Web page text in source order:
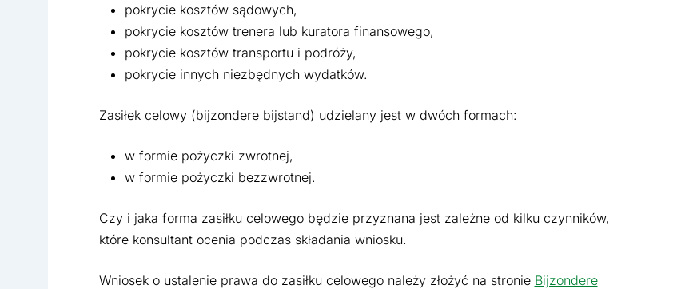
pokrycie kosztów sądowych,
pokrycie kosztów trenera lub kuratora finansowego,
pokrycie kosztów transportu i podróży,
pokrycie innych niezbędnych wydatków.
Zasiłek celowy (bijzondere bijstand) udzielany jest w dwóch formach:
w formie pożyczki zwrotnej,
w formie pożyczki bezzwrotnej.
Czy i jaka forma zasiłku celowego będzie przyznana jest zależne od kilku czynników,
które konsultant ocenia podczas składania wniosku.
Wniosek o ustalenie prawa do zasiłku celowego należy złożyć na stronie Bijzondere